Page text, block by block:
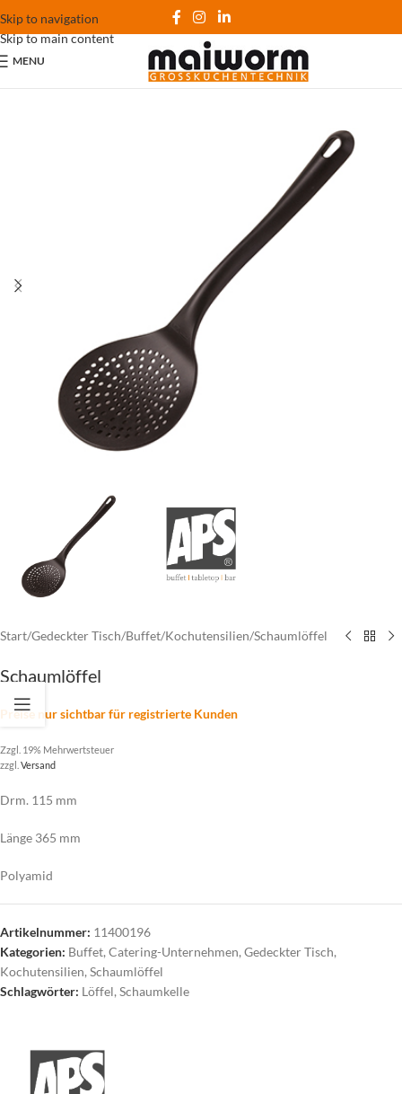
Skip to navigation
Skip to main content
MENU
Start/Gedeckter Tisch/Buffet/Kochutensilien/Schaumlöffel
Schaumlöffel
Preise nur sichtbar für registrierte Kunden
Zzgl. 19% Mehrwertsteuer
zzgl. Versand
Drm. 115 mm
Länge 365 mm
Polyamid
Artikelnummer: 11400196
Kategorien: Buffet, Catering-Unternehmen, Gedeckter Tisch,
Kochutensilien, Schaumlöffel
Schlagwörter: Löffel, Schaumkelle